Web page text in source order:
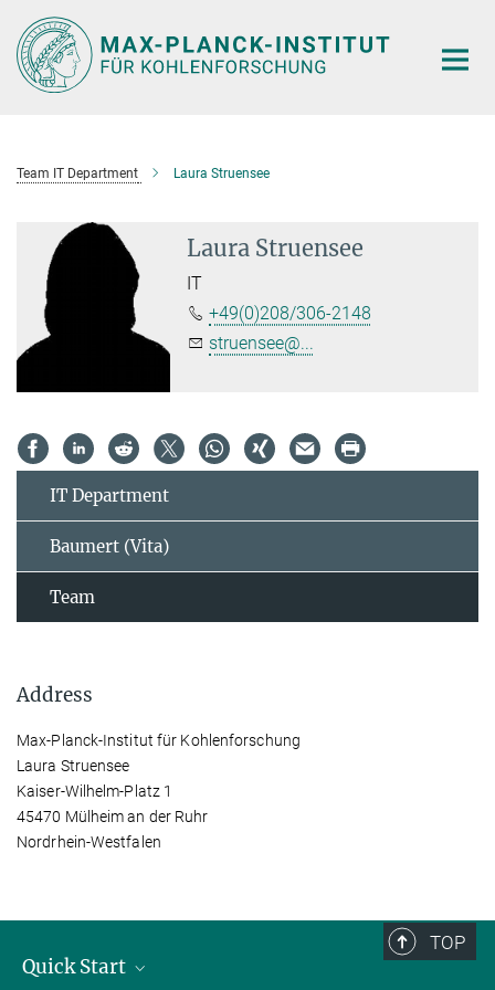
Main-
Content
Team IT Department Laura Struensee
Laura Struensee
IT
+49(0)208/306-2148
struensee@...
IT Department
Baumert (Vita)
Team
Address
Max-Planck-Institut für Kohlenforschung
Laura Struensee
Kaiser-Wilhelm-Platz 1
45470 Mülheim an der Ruhr
Nordrhein-Westfalen
TOP
Quick Start